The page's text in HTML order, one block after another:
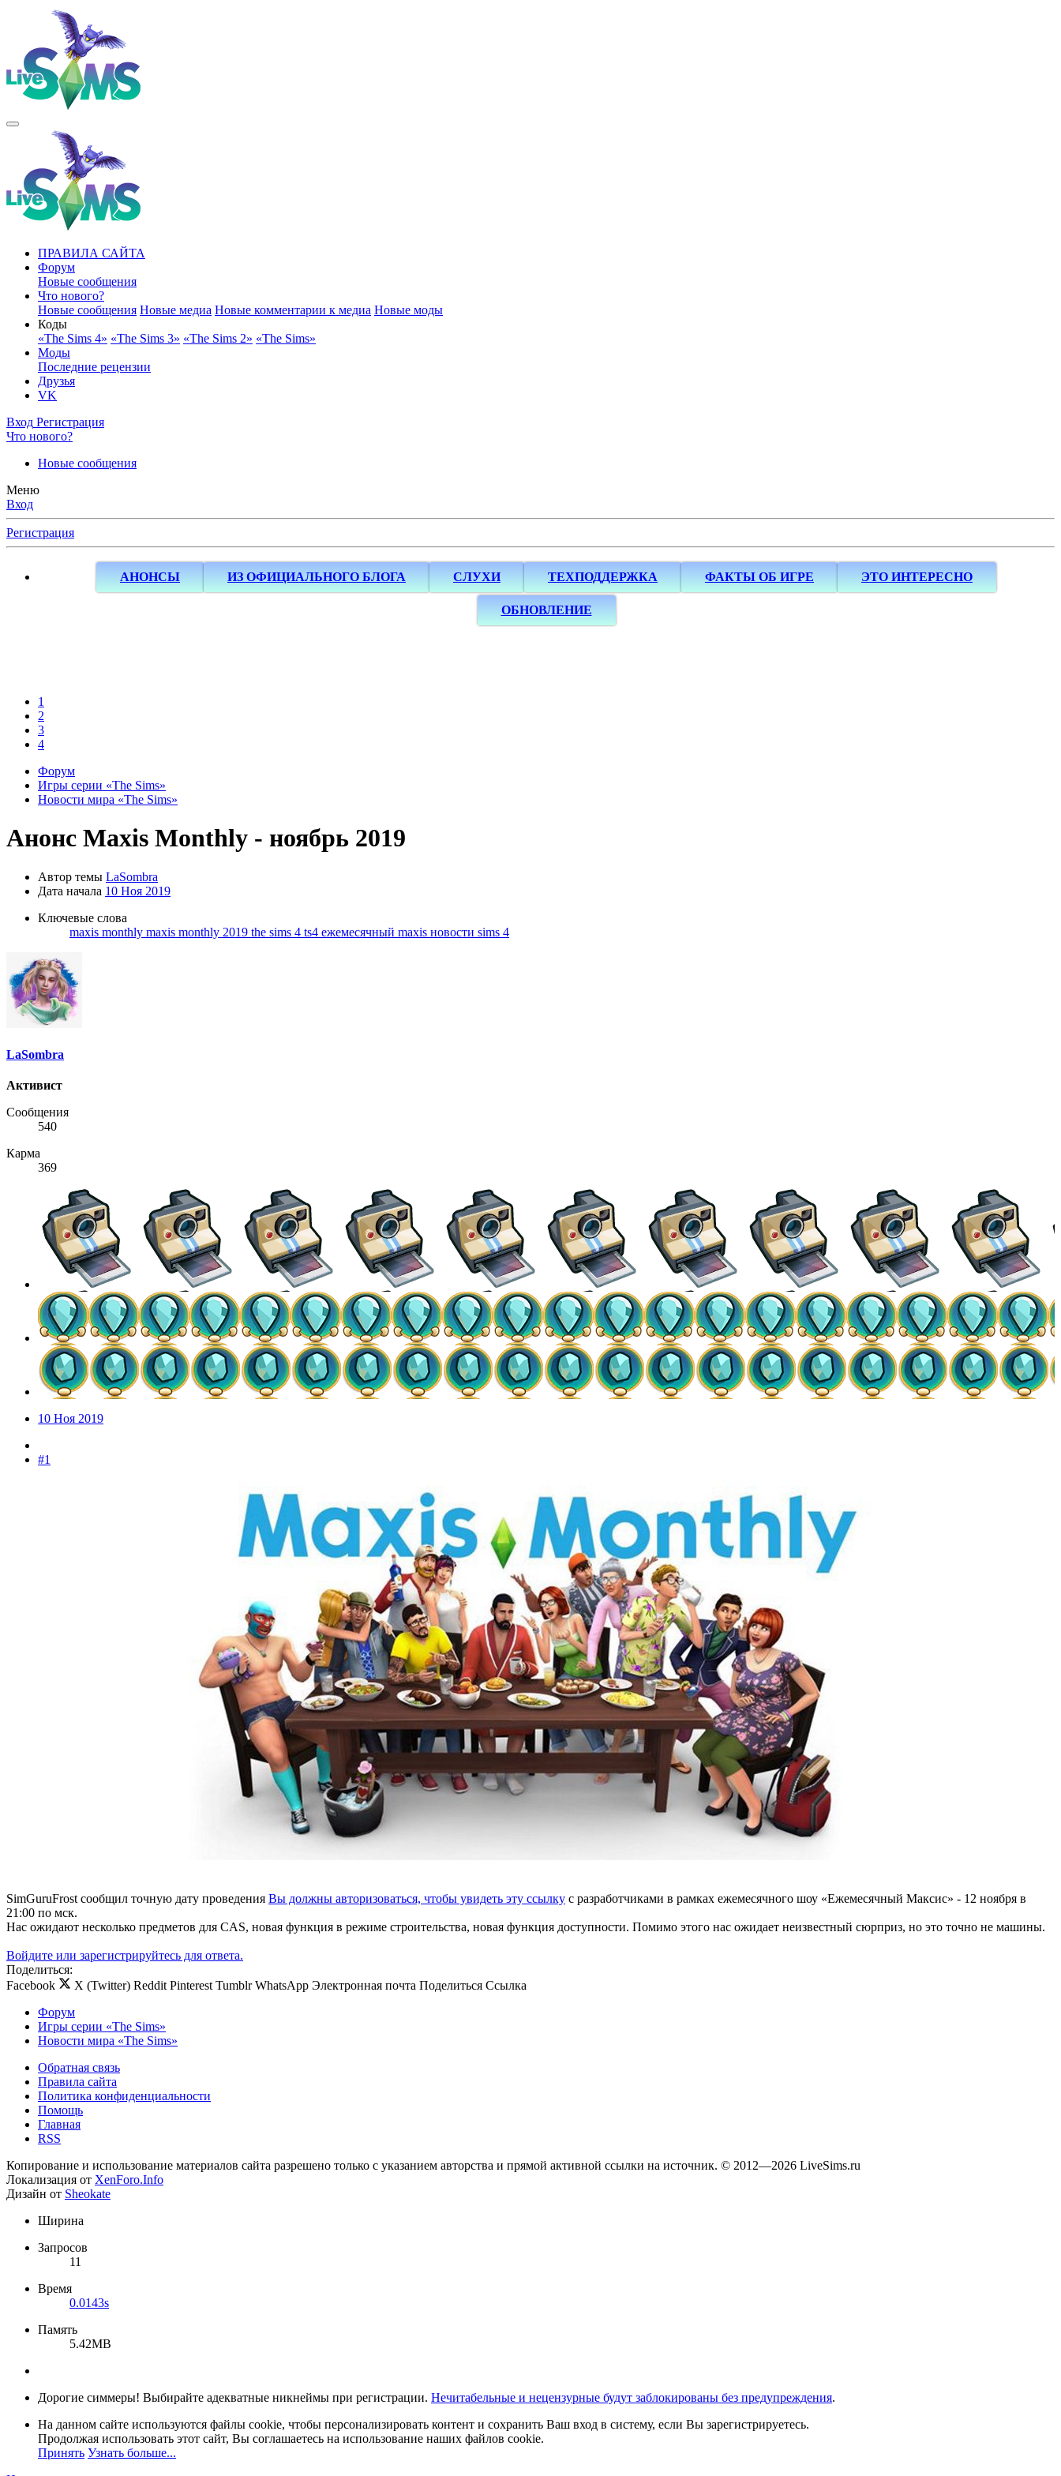
ПРАВИЛА САЙТА
Форум
Новые сообщения
Что нового?
Новые сообщения Новые медиа Новые комментарии к медиа Новые моды
Коды
«The Sims 4» «The Sims 3» «The Sims 2» «The Sims»
Моды
Последние рецензии
Друзья
VK
Вход Регистрация
Что нового?
Новые сообщения
Меню
Вход
Регистрация
АНОНСЫ ИЗ ОФИЦИАЛЬНОГО БЛОГА СЛУХИ ТЕХПОДДЕРЖКА ФАКТЫ ОБ ИГРЕ ЭТО ИНТЕРЕСНО
ОБНОВЛЕНИЕ
1
2
3
4
Форум
Игры серии «The Sims»
Новости мира «The Sims»
Анонс Maxis Monthly - ноябрь 2019
Автор темы LaSombra
Дата начала 10 Ноя 2019
Ключевые слова
maxis monthly maxis monthly 2019 the sims 4 ts4 ежемесячный maxis новости sims 4
LaSombra
Активист
Сообщения
540
Карма
369
10 Ноя 2019
#1
SimGuruFrost сообщил точную дату проведения Вы должны авторизоваться, чтобы увидеть эту ссылку с разработчиками в рамках ежемесячного шоу «Ежемесячный Максис» - 12 ноября в
21:00 по мск.
Нас ожидают несколько предметов для CAS, новая функция в режиме строительства, новая функция доступности. Помимо этого нас ожидает неизвестный сюрприз, но это точно не машины.
Войдите или зарегистрируйтесь для ответа.
Поделиться:
Facebook
X (Twitter) Reddit Pinterest Tumblr WhatsApp Электронная почта Поделиться Ссылка
Форум
Игры серии «The Sims»
Новости мира «The Sims»
Обратная связь
Правила сайта
Политика конфиденциальности
Помощь
Главная
RSS
Копирование и использование материалов сайта разрешено только с указанием авторства и прямой активной ссылки на источник. © 2012—2026 LiveSims.ru
Локализация от XenForo.Info
Дизайн от Sheokate
Ширина
Запросов
11
Время
0.0143s
Память
5.42MB
Дорогие симмеры! Выбирайте адекватные никнеймы при регистрации. Нечитабельные и нецензурные будут заблокированы без предупреждения.
На данном сайте используются файлы cookie, чтобы персонализировать контент и сохранить Ваш вход в систему, если Вы зарегистрируетесь.
Продолжая использовать этот сайт, Вы соглашаетесь на использование наших файлов cookie.
Принять Узнать больше...